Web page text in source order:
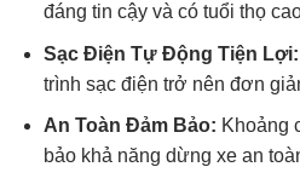
đáng tin cậy và có tuổi thọ
Sạc Điện Tự Động Tiện Lợi:
trình sạc điện trở nên đơn
An Toàn Đảm Bảo: Khoảng
bảo khả năng dừng xe an